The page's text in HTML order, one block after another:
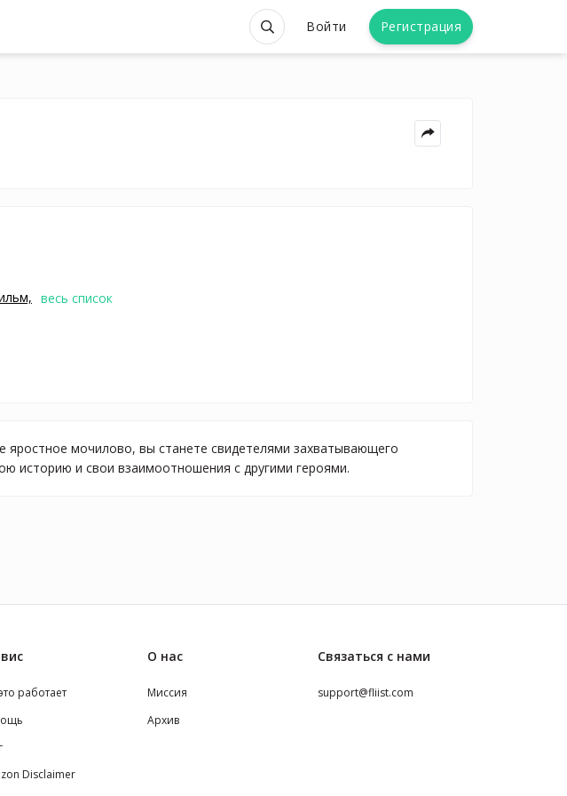
Войти Регистрация
весь список
мочилово, вы станете свидетелями захватывающего
историю и свои взаимоотношения с другими героями.
работает
Disclaimer
О нас
Миссия
Архив
Связаться с нами
support@fliist.com